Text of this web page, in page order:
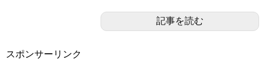
記事を読む
スポンサーリンク